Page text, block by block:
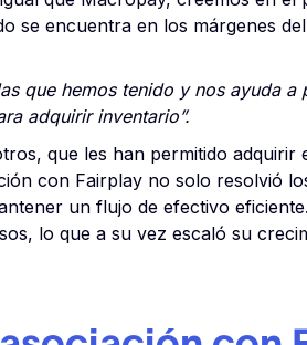
se encuentra en los márgenes
que hemos tenido y nos ayuda
adquirir inventario”.
que les han permitido adquirir
con Fairplay no solo resolvió
un flujo de efectivo
lo que a su vez escaló su